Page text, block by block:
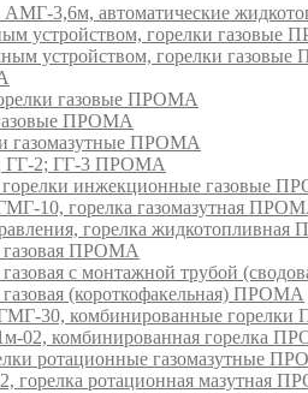
3,6м, автоматические
устройством, горелки газовые
устройством, горелки
газовые ПРОМА
ПРОМА
газомазутные ПРОМА
ГГ-2; ГГ-3 ПРОМА
инжекционные газовые
10, горелка газомазутная
горелка
ПРОМА
с монтажной трубой
(короткофакельная) ПРОМА
30, комбинированные
02, комбинированная горелка
ротационные газомазутные
горелка ротационная мазутная